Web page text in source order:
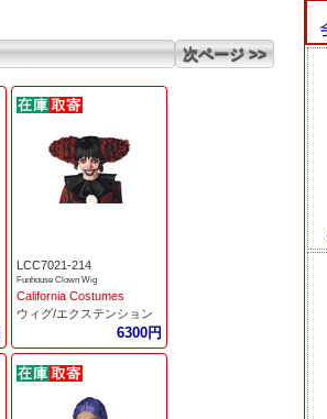
次ページ >>
LCC7021-214
Funhouse Clown Wig
California Costumes
ウィグ/エクステンション
6300円